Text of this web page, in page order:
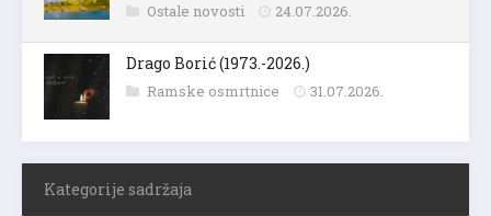
Ostale novosti 24.07.2026.
Drago Borić (1973.-2026.)
Ramske osmrtnice 31.07.2026.
Kategorije sadržaja